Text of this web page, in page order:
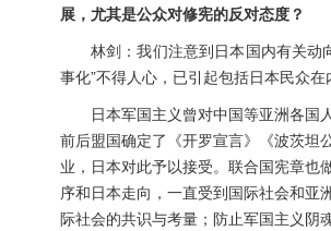
展，尤其是公众对修宪的反对态度？
林剑：我们注意到日本国内有关动
事化”不得人心，已引起包括日本民众
日本军国主义曾对中国等亚洲各国
前后盟国确定了《开罗宣言》《波茨坦
业，日本对此予以接受。联合国宪章也
序和日本走向，一直受到国际社会和亚
际社会的共识与考量；防止军国主义阴